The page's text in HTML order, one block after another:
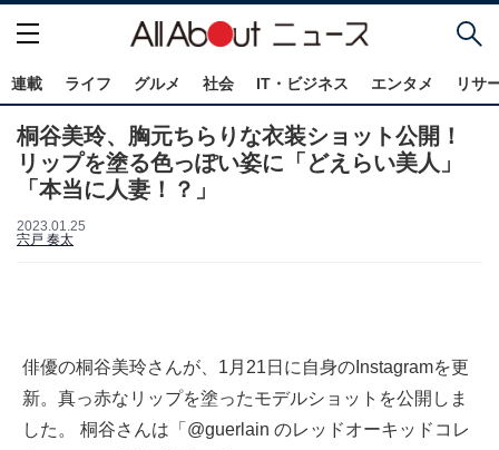
連載 ライフ グルメ 社会 IT・ビジネス エンタメ リサ
桐谷美玲、胸元ちらりな衣装ショット公開！
リップを塗る色っぽい姿に「どえらい美人」
「本当に人妻！？」
2023.01.25
宍戸 奏太
俳優の桐谷美玲さんが、1月21日に自身のInstagramを更
新。真っ赤なリップを塗ったモデルショットを公開しま
した。 桐谷さんは「@guerlain のレッドオーキッドコレ